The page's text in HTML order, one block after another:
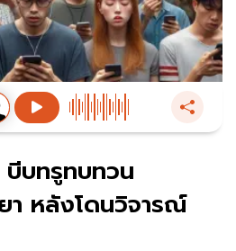
บทรูทบทวน
า หลังโดนวิจารณ์